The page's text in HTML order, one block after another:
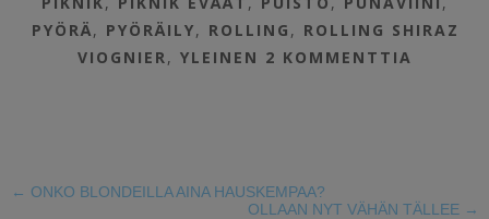
PYÖRÄ, PYÖRÄILY, ROLLING , ROLLING SHIRAZ
VIOGNIER ,YLEINEN 2 KOMMENTTIA
← ONKO BLONDEILLA AINA HAUSKEMPAA?
OLLAAN NYT VÄHÄN TÄLLEE →